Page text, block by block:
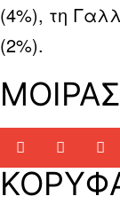
(4%), τη
(2%).